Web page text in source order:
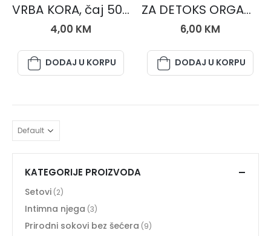
VRBA KORA, čaj 50 gr.
4,00 KM
DODAJ U KORPU
ZA DETOKS ORGANIZMA, čaj 50 gr.
6,00 KM
DODAJ U KORPU
KATEGORIJE PROIZVODA
Setovi (2)
Intimna njega (3)
Prirodni sokovi bez šećera (9)